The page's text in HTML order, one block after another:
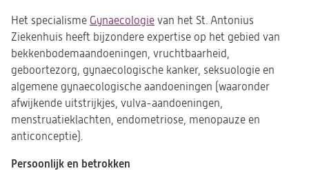
Het specialisme Gynaecologie van het St. Antonius
Ziekenhuis heeft bijzondere expertise op het gebied van
bekkenbodemaandoeningen, vruchtbaarheid,
geboortezorg, gynaecologische kanker, seksuologie en
algemene gynaecologische aandoeningen (waaronder
afwijkende uitstrijkjes, vulva-aandoeningen,
menstruatieklachten, endometriose, menopauze en
anticonceptie).
Persoonlijk en betrokken